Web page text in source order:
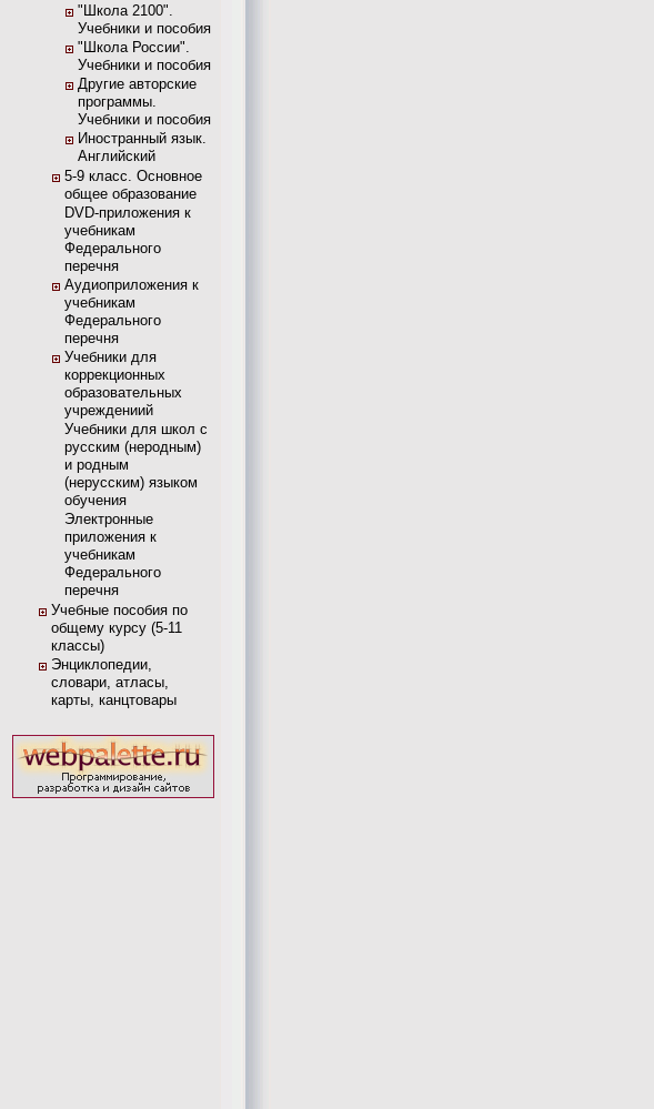
"Школа 2100".
Учебники и пособия
"Школа России".
Учебники и пособия
Другие авторские
программы.
Учебники и пособия
Иностранный язык.
Английский
5-9 класс. Основное
общее образование
DVD-приложения к
учебникам
Федерального
перечня
Аудиоприложения к
учебникам
Федерального
перечня
Учебники для
коррекционных
образовательных
учреждениий
Учебники для школ с
русским (неродным)
и родным
(нерусским) языком
обучения
Электронные
приложения к
учебникам
Федерального
перечня
Учебные пособия по
общему курсу (5-11
классы)
Энциклопедии,
словари, атласы,
карты, канцтовары